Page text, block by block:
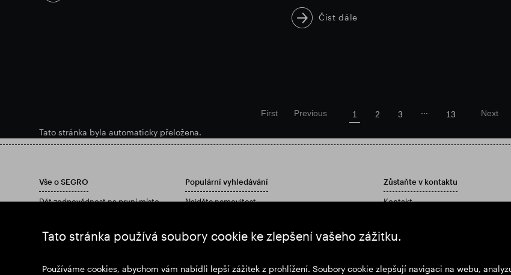
Tato stránka používá soubory cookie ke zlepšení vašeho zážitku.
Používáme cookies, abychom vám nabídli lepší zážitek z prohlížení. Soubory cookie zlepšují navigaci na webu,
Číst dále
First Previous 1 2 3 13 Next
Tato stránka byla automaticky přeložena.
Vše o SEGRO
Dát zodpovědnost na první místo
Postřehy
Populární vyhledávání
Najděte nemovitost
Stáhněte si naši výroční zprávu a účetní závěrku
Zůstaňte v kontaktu
Kontakt